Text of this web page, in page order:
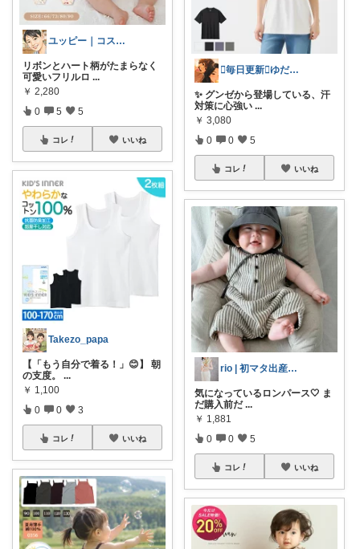
ユッピー｜コスメと子育てROOM
リボンとハート柄がたまらなく
可愛いフリルロ ...
￥ 2,280
0 5 5
コレ いいね
Takezo_papa
【「もう自分で着る！」😊】 朝
の支度。 ...
￥ 1,100
0 0 3
コレ いいね
🫪毎日更新🫪ゆだむパパ(ママも)
✨ グンゼから登場している、汗
対策に心強い ...
￥ 3,080
0 0 5
コレ いいね
rio | 初マタ出産準備🐣
気になっているロンパース🤍 ま
だ購入前だ ...
￥ 1,881
0 0 5
コレ いいね